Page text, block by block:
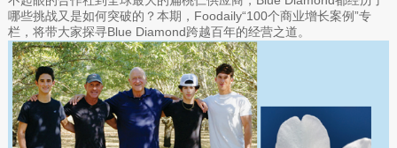
哪些挑战又是如何突破的？本期，Foodaily“100个商业增长案例”专
栏，将带大家探寻Blue Diamond跨越百年的经营之道。